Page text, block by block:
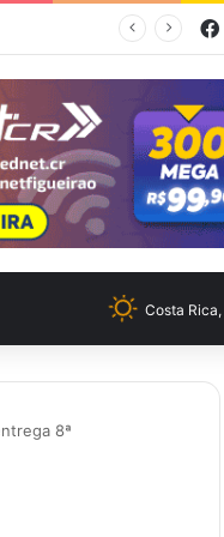
Costa Rica,
8ª